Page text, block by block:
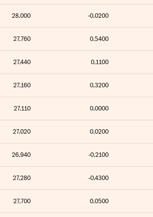
28,000 -0,0200
27,760 0,5400
27,440 0,1100
27,160 0,3200
27,110 0,0000
27,020 0,0200
26,940 -0,2100
27,280 -0,4300
27,700 0,0500